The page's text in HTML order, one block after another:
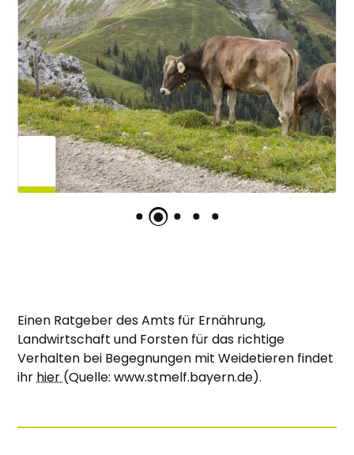
Einen Ratgeber des Amts für Ernährung,
Landwirtschaft und Forsten für das richtige
Verhalten bei Begegnungen mit Weidetieren findet
ihrhier(Quelle: www.stmelf.bayern.de).